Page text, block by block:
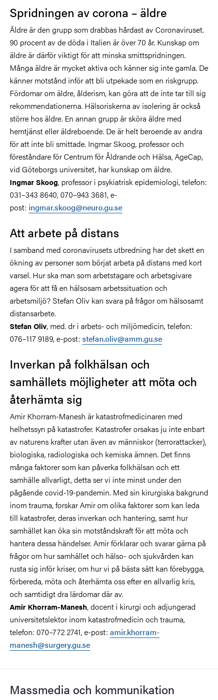
Spridningen av corona – äldre
Äldre är den grupp som drabbas hårdast av Coronaviruset.
90 procent av de döda i Italien är över 70 år. Kunskap om
äldre är därför viktigt för att minska smittspridningen.
Många äldre är mycket aktiva och känner sig inte gamla. De
känner motstånd inför att bli utpekade som en riskgrupp.
Fördomar om äldre, ålderism, kan göra att de inte tar till sig
rekommendationerna. Hälsoriskerna av isolering är också
större hos äldre. En annan grupp är sköra äldre med
hemtjänst eller äldreboende. De är helt beroende av andra
för att inte bli smittade. Ingmar Skoog, professor och
föreståndare för Centrum för Åldrande och Hälsa, AgeCap,
vid Göteborgs universitet, har kunskap om äldre.
Ingmar Skoog, professor i psykiatrisk epidemiologi, telefon:
031–343 8640, 070–943 3681, e-
post: ingmar.skoog@neuro.gu.se
Att arbete på distans
I samband med coronavirusets utbredning har det skett en
ökning av personer som börjat arbeta på distans med kort
varsel. Hur ska man som arbetstagare och arbetsgivare
agera för att få en hälsosam arbetssituation och
arbetsmiljö? Stefan Oliv kan svara på frågor om hälsosamt
distansarbete.
Stefan Oliv, med. dr i arbets- och miljömedicin, telefon:
076–117 9189, e-post: stefan.oliv@amm.gu.se
Inverkan på folkhälsan och
samhällets möjligheter att möta och
återhämta sig
Amir Khorram-Manesh är katastrofmedicinaren med
helhetssyn på katastrofer. Katastrofer orsakas ju inte enbart
av naturens krafter utan även av människor (terrorattacker),
biologiska, radiologiska och kemiska ämnen. Det finns
många faktorer som kan påverka folkhälsan och ett
samhälle allvarligt, detta ser vi inte minst under den
pågående covid-19-pandemin. Med sin kirurgiska bakgrund
inom trauma, forskar Amir om olika faktorer som kan leda
till katastrofer, deras inverkan och hantering, samt hur
samhället kan öka sin motståndskraft för att möta och
hantera dessa händelser. Amir förklarar och svarar gärna på
frågor om hur samhället och hälso- och sjukvården kan
rusta sig inför kriser, om hur vi på bästa sätt kan förebygga,
förbereda, möta och återhämta oss efter en allvarlig kris,
och samtidigt dra lärdomar där av.
Amir Khorram-Manesh, docent i kirurgi och adjungerad
universitetslektor inom katastrofmedicin och trauma,
telefon: 070–772 2741, e-post: amir.khorram-
manesh@surgery.gu.se
Massmedia och kommunikation